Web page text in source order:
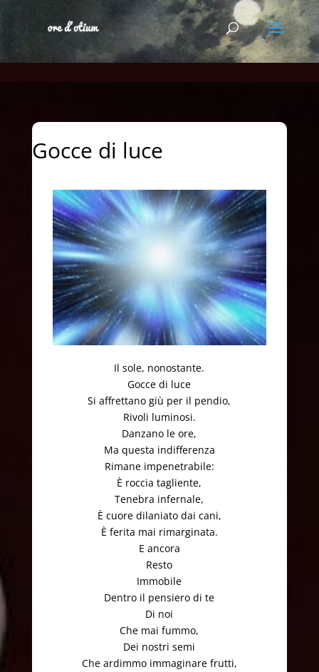
Gocce di luce
Il sole, nonostante.
Gocce di luce
Si affrettano giù per il pendio,
Rivoli luminosi.
Danzano le ore,
Ma questa indifferenza
Rimane impenetrabile:
È roccia tagliente,
Tenebra infernale,
È cuore dilaniato dai cani,
È ferita mai rimarginata.
E ancora
Resto
Immobile
Dentro il pensiero di te
Di noi
Che mai fummo,
Dei nostri semi
Che ardimmo immaginare frutti,